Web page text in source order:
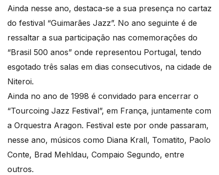
Ainda nesse ano, destaca-se a sua presença no cartaz
do festival “Guimarães Jazz”. No ano seguinte é de
ressaltar a sua participação nas comemorações do
“Brasil 500 anos” onde representou Portugal, tendo
esgotado três salas em dias consecutivos, na cidade de
Niteroi.
Ainda no ano de 1998 é convidado para encerrar o
“Tourcoing Jazz Festival”, em França, juntamente com
a Orquestra Aragon. Festival este por onde passaram,
nesse ano, músicos como Diana Krall, Tomatito, Paolo
Conte, Brad Mehldau, Compaio Segundo, entre
outros.